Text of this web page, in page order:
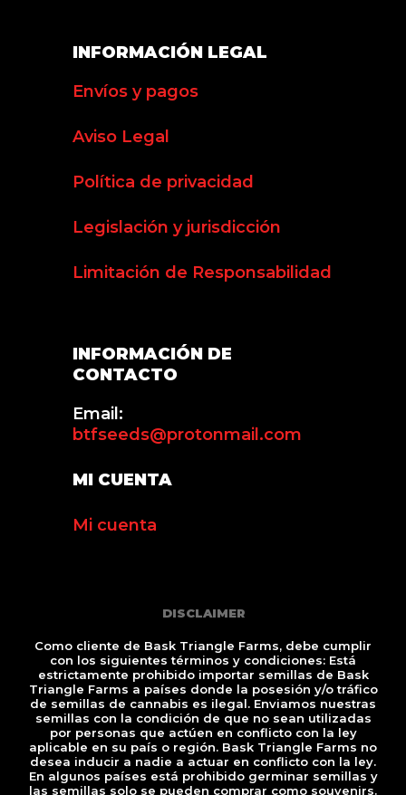
INFORMACIÓN LEGAL
Envíos y pagos
Aviso Legal
Política de privacidad
Legislación y jurisdicción
Limitación de Responsabilidad
INFORMACIÓN DE
CONTACTO
Email:
btfseeds@protonmail.com
MI CUENTA
Mi cuenta
DISCLAIMER
Como cliente de Bask Triangle Farms, debe cumplir
con los siguientes términos y condiciones: Está
estrictamente prohibido importar semillas de Bask
Triangle Farms a países donde la posesión y/o tráfico
de semillas de cannabis es ilegal. Enviamos nuestras
semillas con la condición de que no sean utilizadas
por personas que actúen en conflicto con la ley
aplicable en su país o región. Bask Triangle Farms no
desea inducir a nadie a actuar en conflicto con la ley.
En algunos países está prohibido germinar semillas y
las semillas solo se pueden comprar como souvenirs.